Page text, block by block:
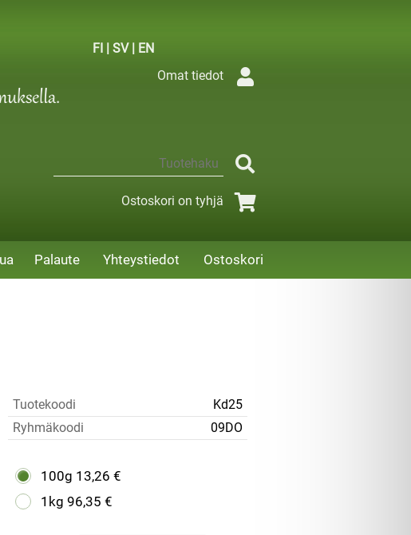
FI | SV| EN
Omat tiedot
Ostoskori on tyhjä
Palaute Yhteystiedot Ostoskori
Tuotekoodi
Kd25
Ryhmäkoodi
09DO
100g 13,26 €
1kg 96,35 €